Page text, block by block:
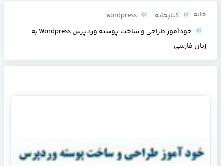
خانه کتابخانه
wordpress
خودآموز طراحی و ساخت پوسته وردپرس Wordpress به
زبان فارسی